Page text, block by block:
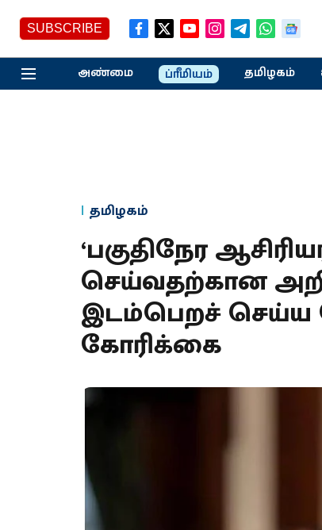
SUBSCRIBE
அண்மை ப்ரீமியம் தமிழகம்
தமிழகம்
‘பகுதிநேர
செய்வதற்கான
இடம்பெறச் செய்ய
கோரிக்கை